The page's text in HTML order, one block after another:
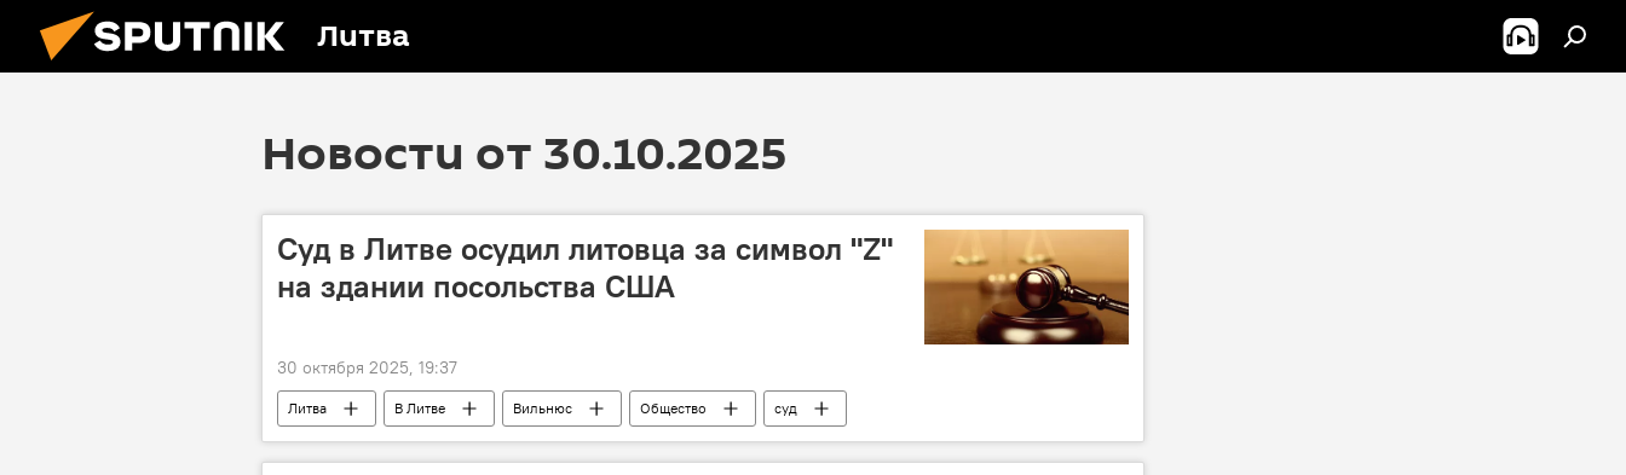
Литва
Новости от 30.10.2025
Суд в Литве осудил литовца за символ "Z"
на здании посольства США
30 октября 2025, 19:37
Литва В Литве Вильнюс Общество суд